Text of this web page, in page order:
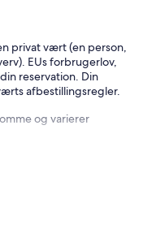
privat vært (en person,
EUs forbrugerlov,
reservation. Din
afbestillingsregler.
og varierer